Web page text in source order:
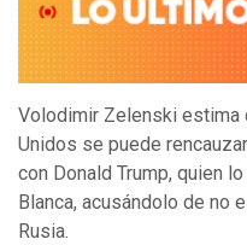
Volodimir Zelenski estima
Unidos se puede
con Donald Trump, quien
Blanca, acusándolo de no
Rusia.